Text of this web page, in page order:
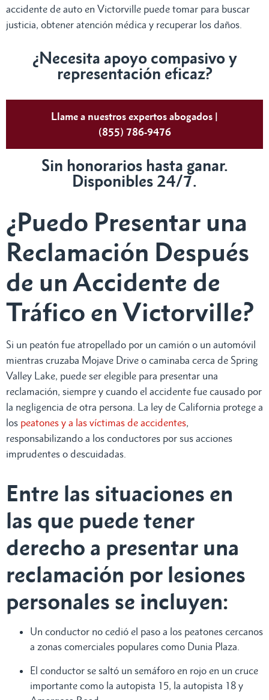
accidente de auto en Victorville puede tomar para buscar
justicia, obtener atención médica y recuperar los daños.
¿Necesita apoyo compasivo y
representación eficaz?
Llame a nuestros expertos abogados |
(855) 786-9476
Sin honorarios hasta ganar.
Disponibles 24/7.
¿Puedo Presentar una
Reclamación Después
de un Accidente de
Tráfico en Victorville?
Si un peatón fue atropellado por un camión o un automóvil
mientras cruzaba Mojave Drive o caminaba cerca de Spring
Valley Lake, puede ser elegible para presentar una
reclamación, siempre y cuando el accidente fue causado por
la negligencia de otra persona. La ley de California protege a
los peatones y a las víctimas de accidentes,
responsabilizando a los conductores por sus acciones
imprudentes o descuidadas.
Entre las situaciones en
las que puede tener
derecho a presentar una
reclamación por lesiones
personales se incluyen:
Un conductor no cedió el paso a los peatones cercanos
a zonas comerciales populares como Dunia Plaza.
El conductor se saltó un semáforo en rojo en un cruce
importante como la autopista 15, la autopista 18 y